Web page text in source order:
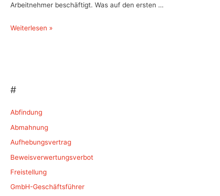
Arbeitnehmer beschäftigt. Was auf den ersten …
Kündigungsschutz
Weiterlesen »
#
Abfindung
Abmahnung
Aufhebungsvertrag
Beweisverwertungsverbot
Freistellung
GmbH-Geschäftsführer